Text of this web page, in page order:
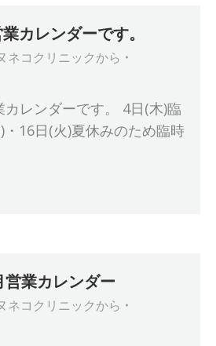
カレンダーです。
ネコクリニックから
レンダーです。 4日(木)臨
16日(火)夏休みのため臨時
営業カレンダー
ネコクリニックから